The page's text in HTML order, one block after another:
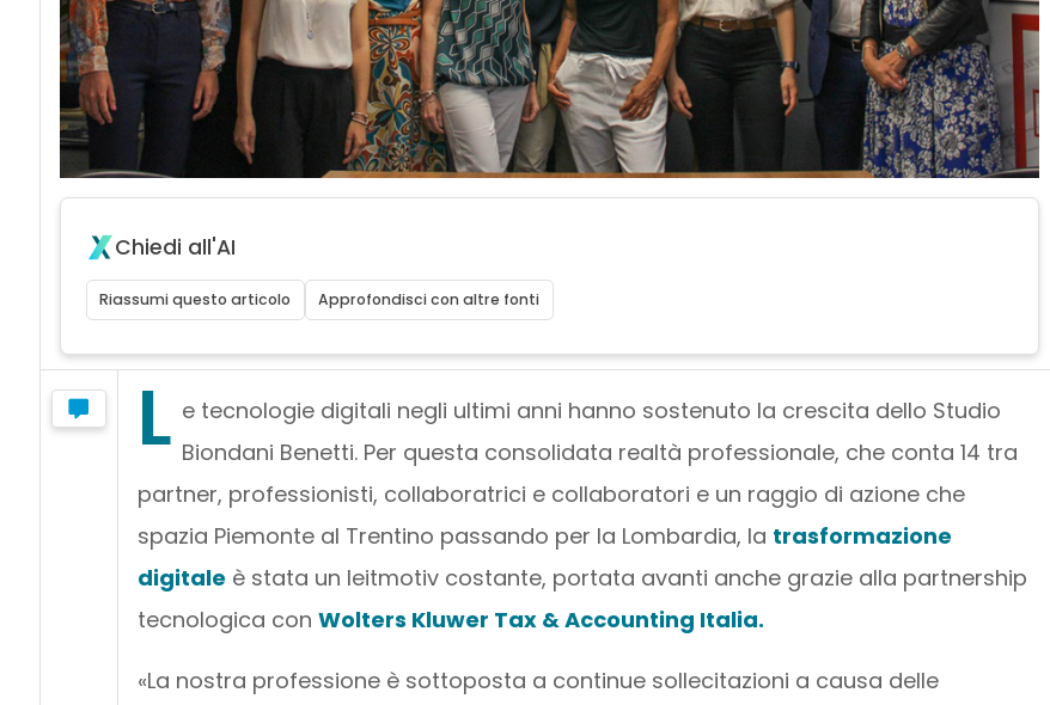
Chiedi all'AI
Riassumi questo articolo Approfondisci con altre fonti
L e tecnologie digitali negli ultimi anni hanno sostenuto la crescita dello Studio
Biondani Benetti. Per questa consolidata realtà professionale, che conta 14 tra
partner, professionisti, collaboratrici e collaboratori e un raggio di azione che
spazia Piemonte al Trentino passando per la Lombardia, la trasformazione
digitale è stata un leitmotiv costante, portata avanti anche grazie alla partnership
tecnologica con Wolters Kluwer Tax & Accounting Italia.
«La nostra professione è sottoposta a continue sollecitazioni a causa delle
C
cloud computing